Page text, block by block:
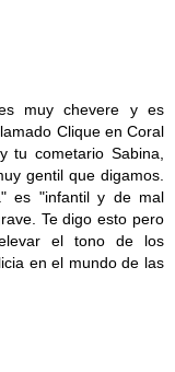
muy chevere y es
Clique en Coral
tu cometario Sabina,
gentil que digamos.
es "infantil y de mal
Te digo esto pero
el tono de los
en el mundo de las